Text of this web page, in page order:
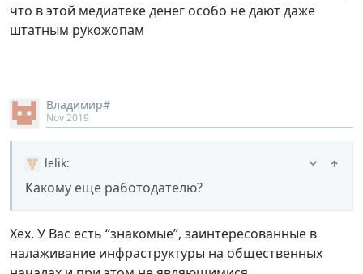
что в этой медиатеке денег особо не дают даже
штатным рукожопам
Владимир#
Nov 2019
lelik:
Какому еще работодателю?
Хех. У Вас есть “знакомые”, заинтересованные в
налаживание инфраструктуры на общественных